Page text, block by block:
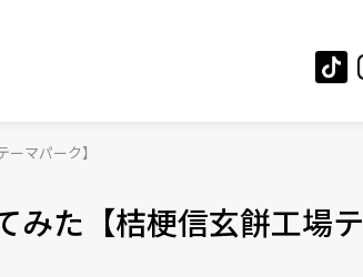
マパーク】
みた【桔梗信玄餅工場テ